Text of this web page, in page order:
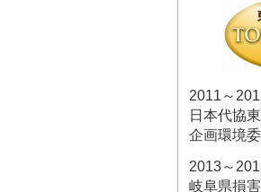
2011～
日本代協
企画環境
2013～
岐阜県損